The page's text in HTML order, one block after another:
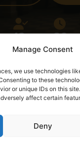
Manage Consent
we use technologies
to these
or unique IDs on this
affect certain
Deny
10+ 60
(och
har lett fram till